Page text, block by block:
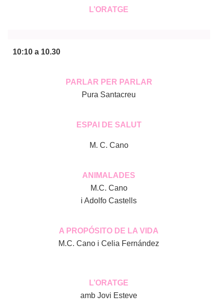
L’ORATGE
10:10 a 10.30
PARLAR PER PARLAR
Pura Santacreu
ESPAI DE SALUT
M. C. Cano
ANIMALADES
M.C. Cano
i Adolfo Castells
A PROPÓSITO DE LA VIDA
M.C. Cano i Celia Fernández
L’ORATGE
amb Jovi Esteve